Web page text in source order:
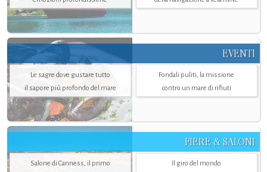
EVENTI
Le sagre dove gustare tutto
il sapore più profondo del mare
Fondali puliti, la missione
contro un mare di rifiuti
FIERE & SALONI
Salone di Canness, il primo
Il giro del mondo